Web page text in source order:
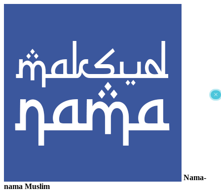
×
Nama-
nama Muslim